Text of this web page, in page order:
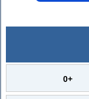
0+